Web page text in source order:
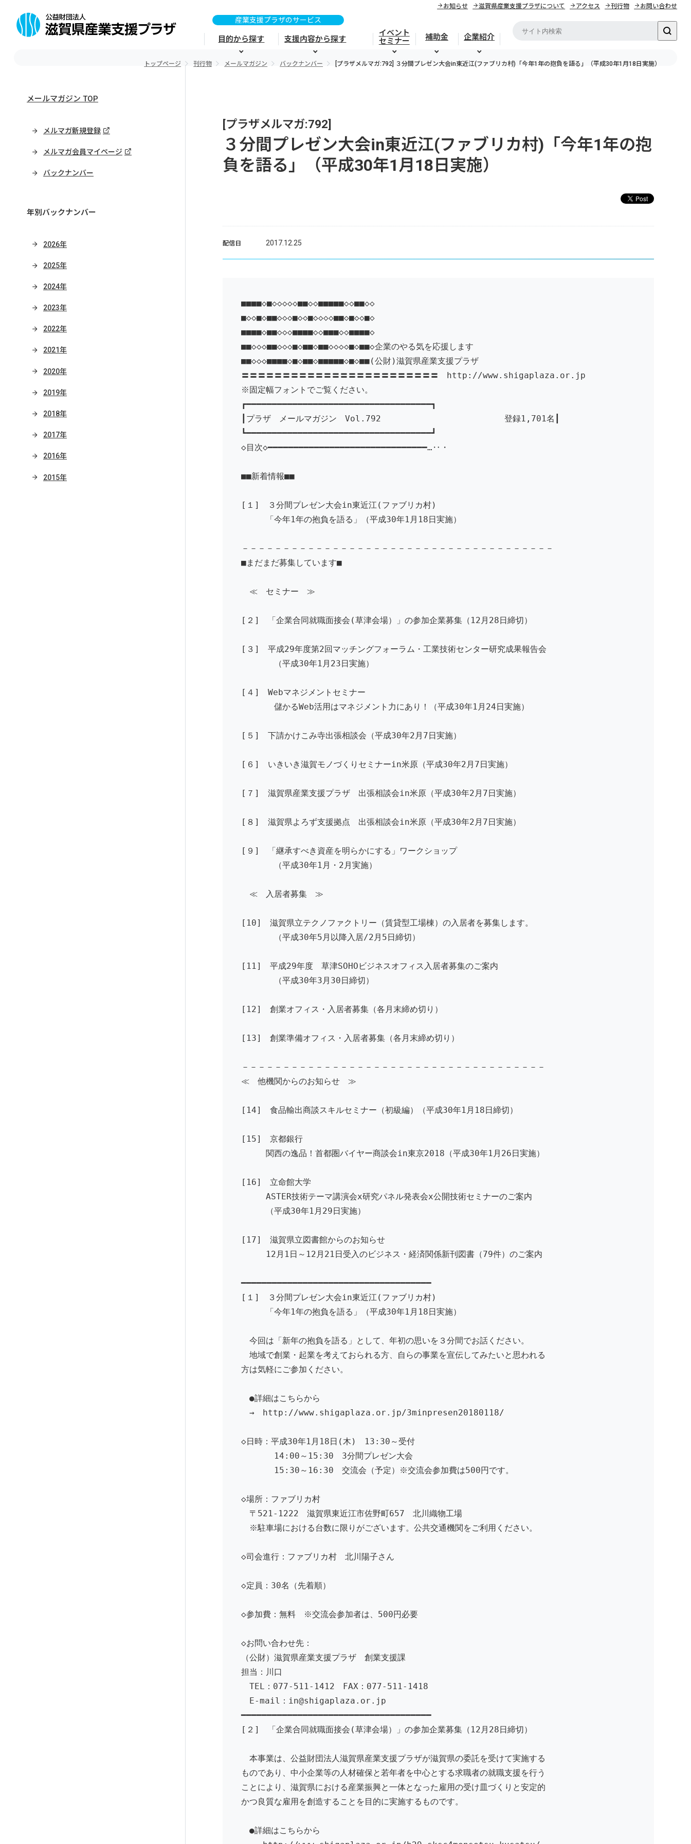
目的から探す 支援内容から探す
イベント
セミナー
補助金 企業紹介
お知らせ 滋賀県産業支援プラザについて アクセス 刊行物 お問い合わせ
トップページ 刊行物 メールマガジン バックナンバー [プラザメルマガ:792] ３分間プレゼン大会in東近江(ファブリカ村)「今年1年の抱負を語る」（平成30年1月18日実施）
メールマガジン TOP
メルマガ新規登録
メルマガ会員マイページ
バックナンバー
年別バックナンバー
2026年
2025年
2024年
2023年
2022年
2021年
2020年
2019年
2018年
2017年
2016年
2015年
[プラザメルマガ:792]
３分間プレゼン大会in東近江(ファブリカ村)「今年1年の抱
負を語る」（平成30年1月18日実施）
配信日 2017.12.25
■■■■◇■◇◇◇◇◇■■◇◇■■■■■◇◇■■◇◇
■◇◇■◇■■◇◇◇■◇◇■◇◇◇◇■■◇■◇◇■◇
■■■■◇■■◇◇◇■■■■◇◇■■■◇◇■■■■◇
■■◇◇◇■■◇◇◇■◇■■◇■■◇◇◇◇■◇■■◇企業のやる気を応援します
■■◇◇◇■■■■◇■◇■■◇■■■■■◇■◇■■(公財)滋賀県産業支援プラザ
〓〓〓〓〓〓〓〓〓〓〓〓〓〓〓〓〓〓〓〓〓〓〓〓 http://www.shigaplaza.or.jp
※固定幅フォントでご覧ください。
┏━━━━━━━━━━━━━━━━━━━━━━━━━━━━━━━━━━━━┓
┃プラザ メールマガジン Vol.792 登録1,701名┃
┗━━━━━━━━━━━━━━━━━━━━━━━━━━━━━━━━━━━━┛
◇目次◇━━━━━━━━━━━━━━━━━━━━━━━━━━━━━━━…‥・
■■新着情報■■
[１] ３分間プレゼン大会in東近江(ファブリカ村)
「今年1年の抱負を語る」（平成30年1月18日実施）
－－－－－－－－－－－－－－－－－－－－－－－－－－－－－－－－－－－－－－
■まだまだ募集しています■
≪ セミナー ≫
[２] 「企業合同就職面接会(草津会場）」の参加企業募集（12月28日締切）
[３] 平成29年度第2回マッチングフォーラム・工業技術センター研究成果報告会
（平成30年1月23日実施）
[４] Webマネジメントセミナー
儲かるWeb活用はマネジメント力にあり！（平成30年1月24日実施）
[５] 下請かけこみ寺出張相談会（平成30年2月7日実施）
[６] いきいき滋賀モノづくりセミナーin米原（平成30年2月7日実施）
[７] 滋賀県産業支援プラザ 出張相談会in米原（平成30年2月7日実施）
[８] 滋賀県よろず支援拠点 出張相談会in米原（平成30年2月7日実施）
[９] 「継承すべき資産を明らかにする」ワークショップ
（平成30年1月・2月実施）
≪ 入居者募集 ≫
[10] 滋賀県立テクノファクトリー（賃貸型工場棟）の入居者を募集します。
（平成30年5月以降入居/2月5日締切）
[11] 平成29年度 草津SOHOビジネスオフィス入居者募集のご案内
（平成30年3月30日締切）
[12] 創業オフィス・入居者募集（各月末締め切り）
[13] 創業準備オフィス・入居者募集（各月末締め切り）
－－－－－－－－－－－－－－－－－－－－－－－－－－－－－－－－－－－－－
≪ 他機関からのお知らせ ≫
[14] 食品輸出商談スキルセミナー（初級編）（平成30年1月18日締切）
[15] 京都銀行
関西の逸品！首都圏バイヤー商談会in東京2018（平成30年1月26日実施）
[16] 立命館大学
ASTER技術テーマ講演会x研究パネル発表会x公開技術セミナーのご案内
（平成30年1月29日実施）
[17] 滋賀県立図書館からのお知らせ
12月1日～12月21日受入のビジネス・経済関係新刊図書（79件）のご案内
━━━━━━━━━━━━━━━━━━━━━━━━━━━━━━━━━━━━━
[１] ３分間プレゼン大会in東近江(ファブリカ村)
「今年1年の抱負を語る」（平成30年1月18日実施）
今回は「新年の抱負を語る」として、年初の思いを３分間でお話ください。
地域で創業・起業を考えておられる方、自らの事業を宣伝してみたいと思われる
方は気軽にご参加ください。
●詳細はこちらから
→ http://www.shigaplaza.or.jp/3minpresen20180118/
◇日時：平成30年1月18日(木) 13:30～受付
14:00～15:30 3分間プレゼン大会
15:30～16:30 交流会（予定）※交流会参加費は500円です。
◇場所：ファブリカ村
〒521-1222 滋賀県東近江市佐野町657 北川織物工場
※駐車場における台数に限りがございます。公共交通機関をご利用ください。
◇司会進行：ファブリカ村 北川陽子さん
◇定員：30名（先着順）
◇参加費：無料 ※交流会参加者は、500円必要
◇お問い合わせ先：
（公財）滋賀県産業支援プラザ 創業支援課
担当：川口
TEL：077-511-1412 FAX：077-511-1418
E-mail：in@shigaplaza.or.jp
━━━━━━━━━━━━━━━━━━━━━━━━━━━━━━━━━━━━━
[２] 「企業合同就職面接会(草津会場）」の参加企業募集（12月28日締切）
本事業は、公益財団法人滋賀県産業支援プラザが滋賀県の委託を受けて実施する
ものであり、中小企業等の人材確保と若年者を中心とする求職者の就職支援を行う
ことにより、滋賀県における産業振興と一体となった雇用の受け皿づくりと安定的
かつ良質な雇用を創造することを目的に実施するものです。
●詳細はこちらから